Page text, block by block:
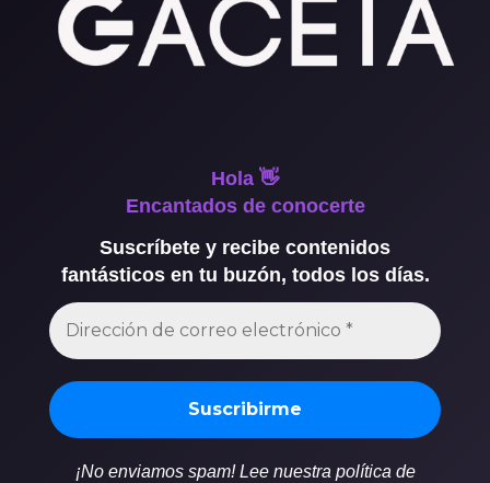
Hola 👋
Encantados de conocerte
Suscríbete y recibe contenidos
fantásticos en tu buzón, todos los días.
¡No enviamos spam! Lee nuestra política de